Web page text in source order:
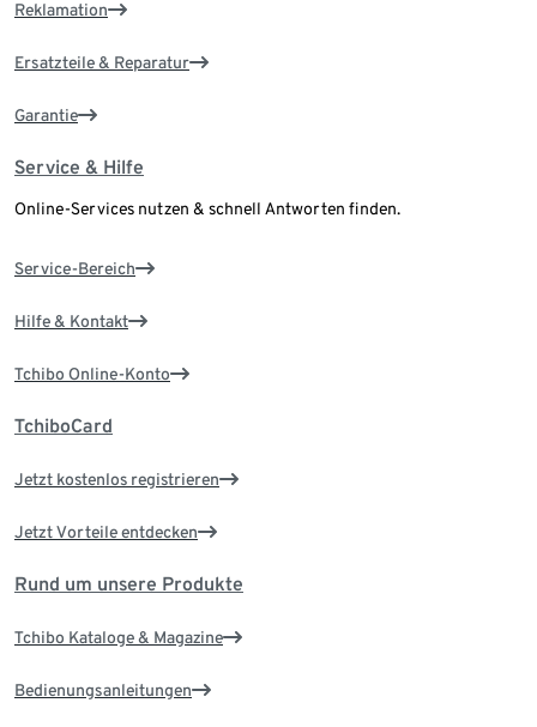
Reklamation
Ersatzteile & Reparatur
Garantie
Service & Hilfe
Online-Services nutzen & schnell Antworten finden.
Service-Bereich
Hilfe & Kontakt
Tchibo Online-Konto
TchiboCard
Jetzt kostenlos registrieren
Jetzt Vorteile entdecken
Rund um unsere Produkte
Tchibo Kataloge & Magazine
Bedienungsanleitungen